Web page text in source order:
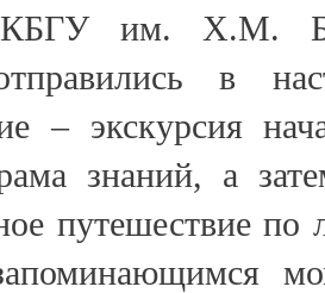
КБГУ им. Х.М.
в
– экскурсия
знаний, а
путешествие по